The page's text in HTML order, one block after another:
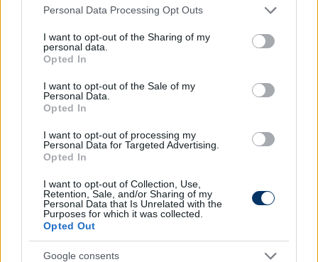
Please note that this website/app uses one or more Google
not limited to your visit or usage behaviour. You may click to
grant or deny consent to Google and its third-party tags to
use your data for below specified purposes in below Google
consent section.
Personal Data Processing Opt Outs
I want to opt-out of the Sharing of my
personal data.
Opted In
I want to opt-out of the Sale of my
Personal Data.
Opted In
I want to opt-out of processing my
Personal Data for Targeted Advertising.
Opted In
I want to opt-out of Collection, Use,
Retention, Sale, and/or Sharing of my
Personal Data that Is Unrelated with the
Purposes for which it was collected.
Opted Out
Google consents
23 éves kapusa, Joan Garcia iránt. (AS)
OLASZORSZÁG
Serie A: Győzelemmel mutatkozott be Igor Tudor a
Juventus vezetőedzőjeként: a torinóiak hazai
környezetben egygólos mérkőzésen nyertek a Genoa
ellen az olasz labdarúgó-bajnokság 30. fordulójának
szombati játéknapján. A találkozó egyetlen
találatát Kenan Yildiz szerezte, aki ott volt a török
válogatottban a magyarok elleni Nemzetek Ligája-
osztályozós párharcban. A Juventustól múlt
vasárnap menesztették posztjáról Thiago Mottát,
az ő helyére érkezett a horvát szakember, aki
játékosként már erősítette korábban a klubot. A
Zebrák 1991 januárja óta nem kaptak ki otthon a